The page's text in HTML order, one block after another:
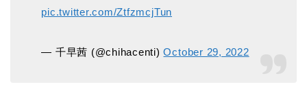
pic.twitter.com/ZtfzmcjTun
— 千早茜 (@chihacenti)October 29, 2022